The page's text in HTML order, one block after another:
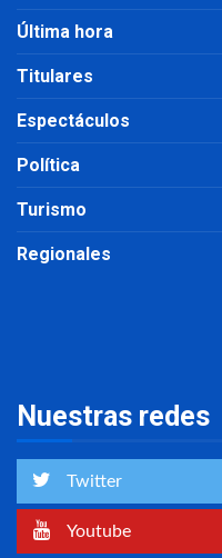
Última hora
Titulares
Espectáculos
Política
Turismo
Regionales
Nuestras redes
Twitter
Youtube